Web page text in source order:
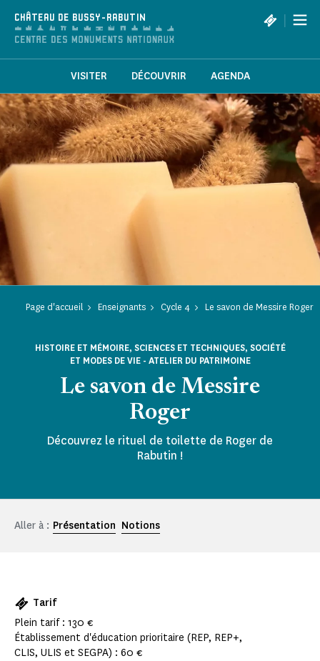
CHÂTEAU DE BUSSY-RABUTIN |
VISITER DÉCOUVRIR AGENDA
Page d'accueil Enseignants Cycle 4 Le savon de Messire Roger
Le savon de Messire
Roger
HISTOIRE ET MÉMOIRE, SCIENCES ET TECHNIQUES, SOCIÉTÉ
ET MODES DE VIE - ATELIER DU PATRIMOINE
Découvrez le rituel de toilette de Roger de
Rabutin !
Aller à : Présentation Notions
Tarif
Plein tarif : 130 €
Établissement d'éducation prioritaire (REP, REP+,
CLIS, ULIS et SEGPA) : 60 €